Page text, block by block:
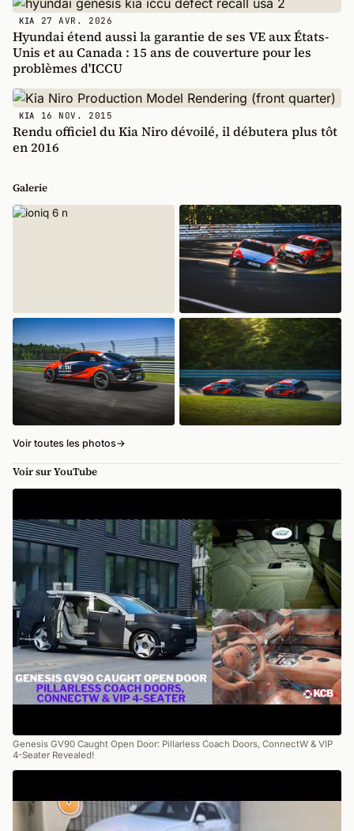
KIA 27 AVR. 2026
Hyundai étend aussi la garantie de ses VE aux États-
Unis et au Canada : 15 ans de couverture pour les
problèmes d'ICCU
KIA 16 NOV. 2015
Rendu officiel du Kia Niro dévoilé, il débutera plus tôt
en 2016
Galerie
Voir toutes les photos→
Voir sur YouTube
Genesis GV90 Caught Open Door: Pillarless Coach Doors, ConnectW & VIP
4-Seater Revealed!